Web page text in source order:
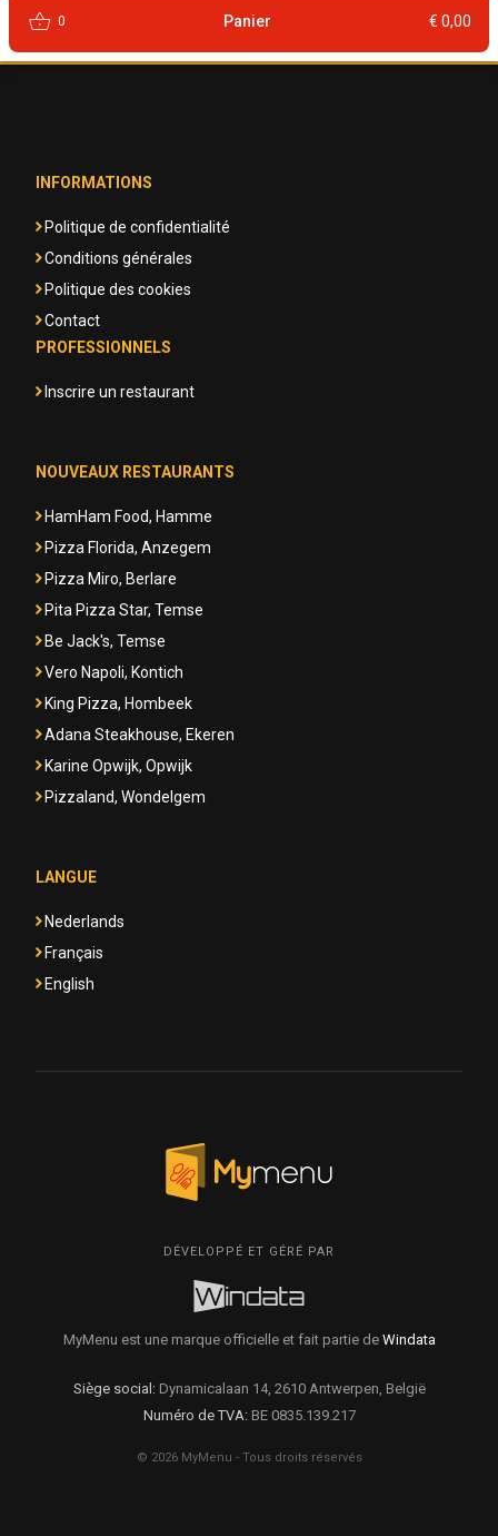
shopping_basket 0 Panier € 0,00
INFORMATIONS
Politique de confidentialité
Conditions générales
Politique des cookies
Contact
PROFESSIONNELS
Inscrire un restaurant
NOUVEAUX RESTAURANTS
HamHam Food, Hamme
Pizza Florida, Anzegem
Pizza Miro, Berlare
Pita Pizza Star, Temse
Be Jack's, Temse
Vero Napoli, Kontich
King Pizza, Hombeek
Adana Steakhouse, Ekeren
Karine Opwijk, Opwijk
Pizzaland, Wondelgem
LANGUE
Nederlands
Français
English
DÉVELOPPÉ ET GÉRÉ PAR
MyMenu est une marque officielle et fait partie de Windata
Siège social:Dynamicalaan 14, 2610 Antwerpen, België
Numéro de TVA:BE 0835.139.217
© 2026 MyMenu - Tous droits réservés